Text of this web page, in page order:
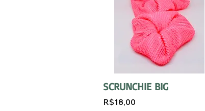
SCRUNCHIE BIG
R$18,00